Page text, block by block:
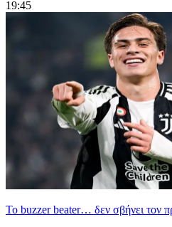
19:45
Το buzzer beater… δεν σβήνει τoν